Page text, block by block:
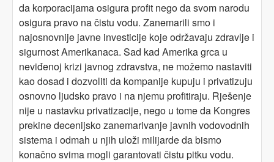
da korporacijama osigura profit nego da svom narodu
osigura pravo na čistu vodu. Zanemarili smo i
najosnovnije javne investicije koje održavaju zdravlje i
sigurnost Amerikanaca. Sad kad Amerika grca u
neviđenoj krizi javnog zdravstva, ne možemo nastaviti
kao dosad i dozvoliti da kompanije kupuju i privatizuju
osnovno ljudsko pravo i na njemu profitiraju. Rješenje
nije u nastavku privatizacije, nego u tome da Kongres
prekine decenijsko zanemarivanje javnih vodovodnih
sistema i odmah u njih uloži milijarde da bismo
konačno svima mogli garantovati čistu pitku vodu.